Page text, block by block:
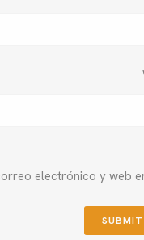
electrónico y web